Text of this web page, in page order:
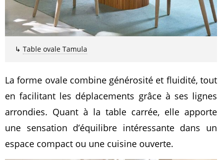
↳ Table ovale Tamula
La forme ovale combine générosité et fluidité, tout
en facilitant les déplacements grâce à ses lignes
arrondies. Quant à la table carrée, elle apporte
une sensation d’équilibre intéressante dans un
espace compact ou une cuisine ouverte.